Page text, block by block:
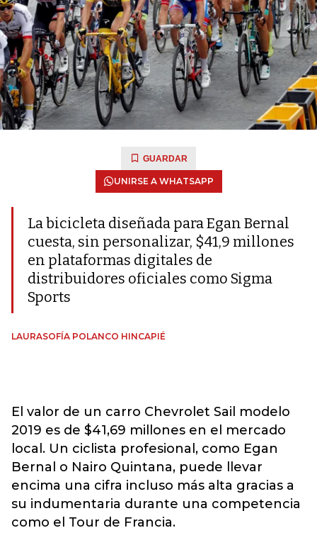
GUARDAR
UNIRSE A WHATSAPP
La bicicleta diseñada para Egan Bernal
cuesta, sin personalizar, $41,9 millones
en plataformas digitales de
distribuidores oficiales como Sigma
Sports
LAURASOFÍA POLANCO HINCAPIÉ
El valor de un carro Chevrolet Sail modelo
2019 es de $41,69 millones en el mercado
local. Un ciclista profesional, como Egan
Bernal o Nairo Quintana, puede llevar
encima una cifra incluso más alta gracias a
su indumentaria durante una competencia
como el Tour de Francia.